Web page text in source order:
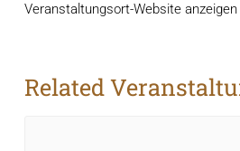
Veranstaltungsort-Website anzeigen
Related